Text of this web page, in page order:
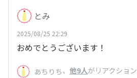
とみ
2025/08/25 22:29
おめでとうございます！
あちりち、 他9人がリアクション